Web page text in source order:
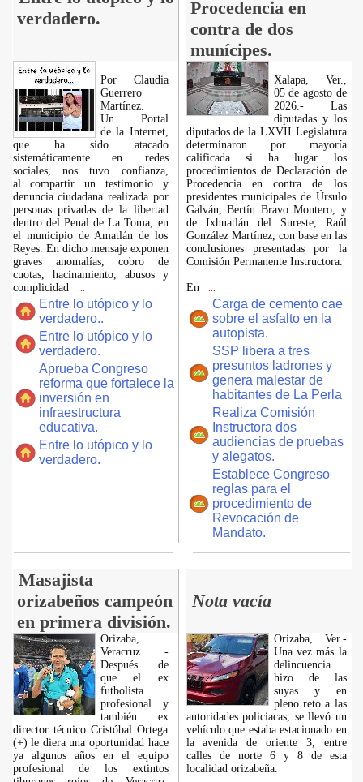
verdadero.
Procedencia en
contra de dos
munícipes.
Por Claudia
Guerrero
Martínez.
​Un Portal
de la Internet,
que ha sido atacado
sistemáticamente en redes
sociales, nos tuvo confianza,
al compartir un testimonio y
denuncia ciudadana realizada por
personas privadas de la libertad
dentro del Penal de La Toma, en
el municipio de Amatlán de los
Reyes. En dicho mensaje exponen
graves anomalías, cobro de
cuotas, hacinamiento, abusos y
complicidad
Entre lo utópico y lo
verdadero..
Entre lo utópico y lo
verdadero.
Aprueba Congreso
reforma que fortalece la
inversión en
infraestructura
educativa.
Entre lo utópico y lo
verdadero.
Xalapa, Ver.,
05 de agosto de
2026.- Las
diputadas y los
diputados de la LXVII Legislatura
determinaron por mayoría
calificada si ha lugar los
procedimientos de Declaración de
Procedencia en contra de los
presidentes municipales de Úrsulo
Galván, Bertín Bravo Montero, y
de Ixhuatlán del Sureste, Raúl
González Martínez, con base en las
conclusiones presentadas por la
Comisión Permanente Instructora.
En
Carga de cemento cae
sobre el asfalto en la
autopista.
SSP libera a tres
presuntos ladrones y
genera malestar de
habitantes de La Perla
Realiza Comisión
Instructora dos
audiencias de pruebas
y alegatos.
Establece Congreso
reglas para el
procedimiento de
Revocación de
Mandato.
Masajista
orizabeños campeón
en primera división.
Nota vacía
Orizaba,
Veracruz. -
Después de
que el ex
futbolista
profesional y
también ex
director técnico Cristóbal Ortega
(+) le diera una oportunidad hace
ya algunos años en el equipo
profesional de los extintos
Orizaba, Ver.-
Una vez más la
delincuencia
hizo de las
suyas y en
pleno reto a las
autoridades policiacas, se llevó un
vehículo que estaba estacionado en
la avenida de oriente 3, entre
calles de norte 6 y 8 de esta
localidad orizabeña.